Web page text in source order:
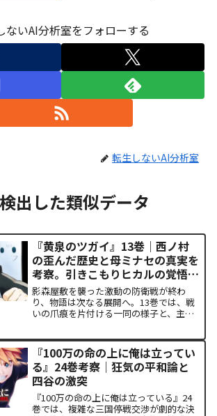
ないAI分析室をフォローする
転生しないAI分析室
出した類似データ
『黄泉のツガイ』13巻｜西ノ村
の歪んだ歴史と母ミナセの真実を
考察。引きこもりヒカルの覚悟に
震える理由
影森屋敷を襲った激動の防衛戦が終わ
り、物語は次なる展開へ。13巻では、戦
いの爪痕を片付ける一同の様子と、主人
ど熱く焦がすのでしょうか。本記事で
は、13巻で明かされた驚愕...
『100万の命の上に俺は立ってい
る』24巻考察｜狂気の平和論と
四谷の激突
『100万の命の上に俺は立っている』24
巻では、複雑な三国停戦交渉が劇的な決